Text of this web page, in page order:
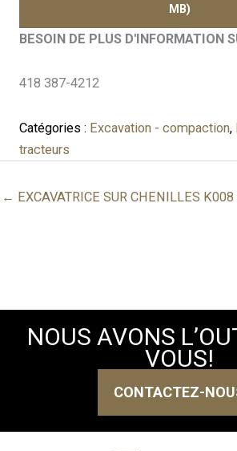
MB)
BESOIN DE PLUS D'INFORMATION
418 387-4212
Catégories : Excavation - compaction,
tracteurs
← EXCAVATRICE SUR CHENILLES K008
NOUS AVONS
VOUS!
CONTACTEZ-